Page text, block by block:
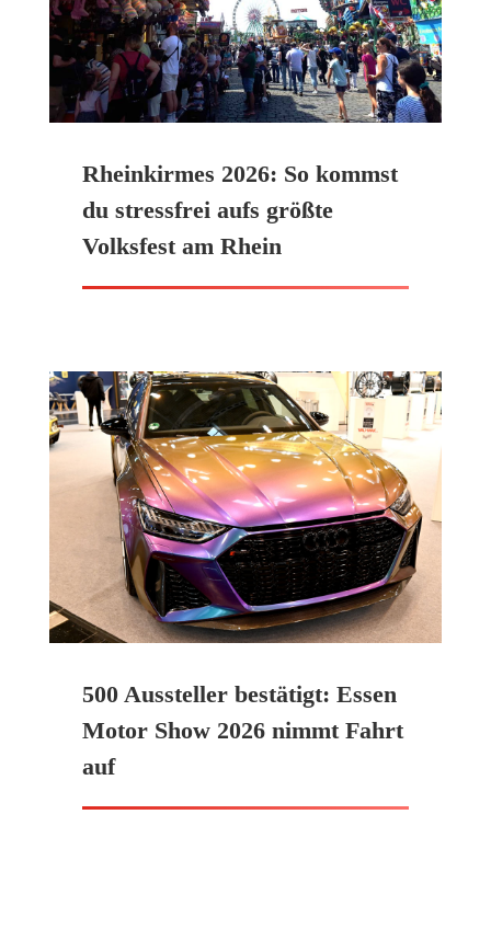
Rheinkirmes 2026: So kommst
du stressfrei aufs größte
Volksfest am Rhein
500 Aussteller bestätigt: Essen
Motor Show 2026 nimmt Fahrt
auf